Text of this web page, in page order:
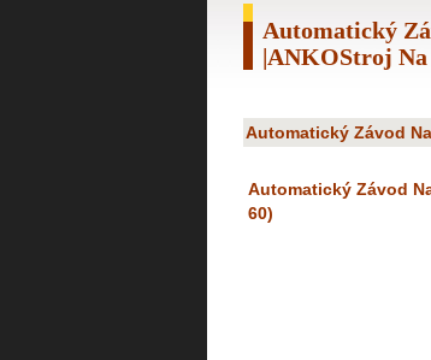
Automatický
|ANKOStroj
Automatický Závod
Automatický Závod
60)